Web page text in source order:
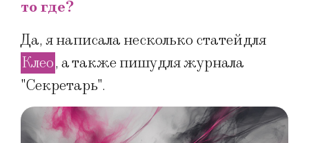
то где?
Да, я написала несколько статей для
Клео, а также пишу для журнала
"Секретарь".